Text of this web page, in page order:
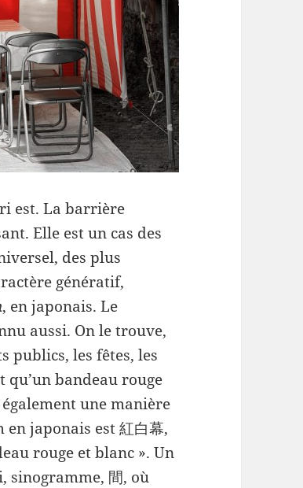
est. La barrière
Elle est un cas des
des plus
génératif,
, en japonais. Le
aussi. On le trouve,
publics, les fêtes, les
bandeau rouge
une manière
japonais est 紅白幕,
rouge et blanc ». Un
sinogramme, 間, où